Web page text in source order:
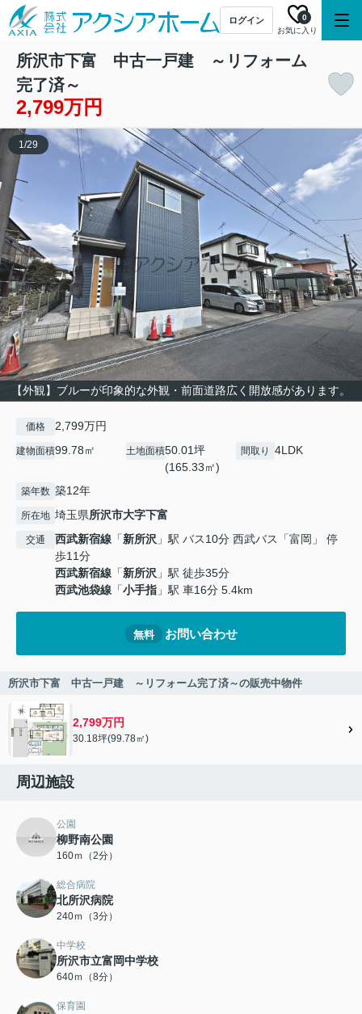
ログイン
お気に入り
0
所沢市下富 中古一戸建 ～リフォーム
完了済～
2,799万円
【外観】ブルーが印象的な外観・前面道路広く開放感があります。
1/29
価格 2,799万円
建物面積99.78㎡ 土地面積50.01坪
(165.33㎡)
間取り 4LDK
築年数 築12年
所在地 埼玉県所沢市大字下富
交通 西武新宿線 「新所沢 」駅 バス10分 西武バス「富岡」 停
歩11分
西武新宿線 「新所沢 」駅 徒歩35分
西武池袋線 「小手指 」駅 車16分 5.4km
無料 お問い合わせ
所沢市下富 中古一戸建 ～リフォーム完了済～の販売中物件
2,799万円
30.18坪(99.78㎡)
周辺施設
公園
柳野南公園
160ｍ（2分）
総合病院
北所沢病院
240ｍ（3分）
中学校
所沢市立富岡中学校
640ｍ（8分）
保育園